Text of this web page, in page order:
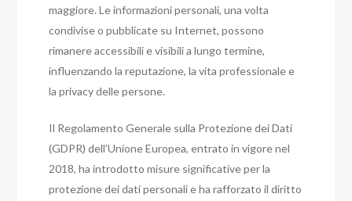
maggiore. Le informazioni personali, una volta
condivise o pubblicate su Internet, possono
rimanere accessibili e visibili a lungo termine,
influenzando la reputazione, la vita professionale e
la privacy delle persone.
Il Regolamento Generale sulla Protezione dei Dati
(GDPR) dell’Unione Europea, entrato in vigore nel
2018, ha introdotto misure significative per la
protezione dei dati personali e ha rafforzato il diritto